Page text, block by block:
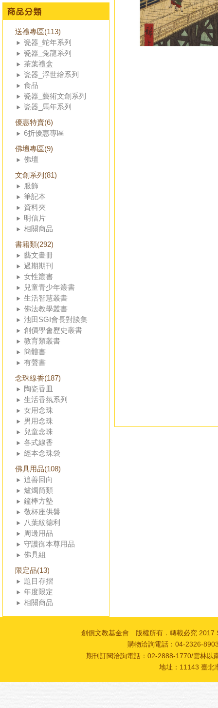
送禮專區(113)
瓷器_蛇年系列
瓷器_兔龍系列
茶葉禮盒
瓷器_浮世繪系列
食品
瓷器_藝術文創系列
瓷器_馬年系列
優惠特賣(6)
6折優惠專區
佛壇專區(9)
佛壇
文創系列(81)
服飾
筆記本
資料夾
明信片
相關商品
書籍類(292)
藝文畫冊
過期期刊
女性叢書
兒童青少年叢書
生活智慧叢書
佛法教學叢書
池田SGI會長對談集
創價學會歷史叢書
教育類叢書
簡體書
有聲書
念珠線香(187)
陶瓷香皿
生活香氛系列
女用念珠
男用念珠
兒童念珠
各式線香
經本念珠袋
佛具用品(108)
追善回向
爐燭筒類
鐘棒方墊
敬杯座供盤
八葉紋德利
周邊用品
守護御本尊用品
佛具組
限定品(13)
題目存摺
年度限定
相關商品
創價文教基金會 版權所有．轉載必究 2017
購物洽詢電話：04-2326-
期刊訂閱洽詢電話：02-2888-1770/雲林
地址：11143 臺北